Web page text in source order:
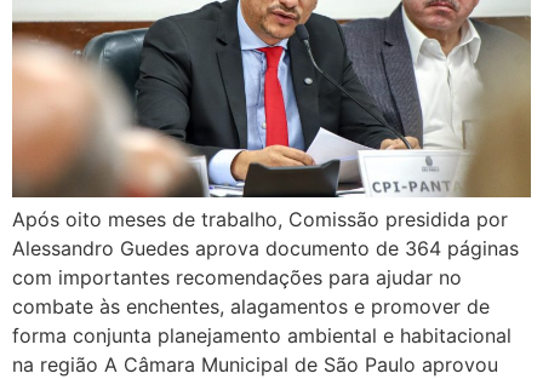
Após oito meses de trabalho, Comissão presidida por
Alessandro Guedes aprova documento de 364 páginas
com importantes recomendações para ajudar no
combate às enchentes, alagamentos e promover de
forma conjunta planejamento ambiental e habitacional
na região A Câmara Municipal de São Paulo aprovou